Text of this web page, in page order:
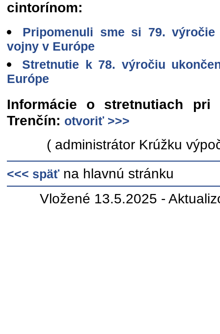
cintorínom:
Pripomenuli sme si 79.
vojny v Európe
Stretnutie k 78. výročiu
Európe
Informácie o stretnutiach pri
Trenčín: otvoriť >>>
( administrátor Krúžku
<<< späť na hlavnú stránku
Vložené 13.5.2025 -